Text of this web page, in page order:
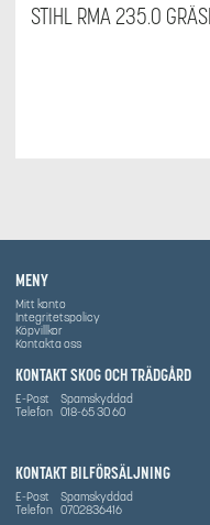
STIHL RMA 235.0
MENY
Mitt konto
Integritetspolicy
Köpvillkor
Kontakta oss
KONTAKT SKOG OCH TRÄDGÅRD
E-Post
Spamskyddad
Telefon 018-65 30 60
KONTAKT BILFÖRSÄLJNING
E-Post
Spamskyddad
Telefon 0702836416